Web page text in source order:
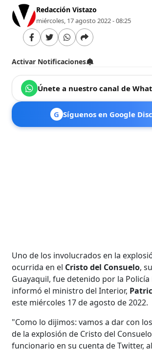
Redacción Vistazo
miércoles, 17 agosto 2022 - 08:25
Activar Notificaciones
Únete a nuestro canal de
G Síguenos en Google
Uno de los involucrados en la
ocurrida en el Cristo del Consuelo,
Guayaquil, fue detenido por la Policía
informó el ministro del Interior,
este miércoles 17 de agosto de 2022.
"Como lo dijimos: vamos a dar con
de la explosión de Cristo del
funcionario en su cuenta de Twitter,